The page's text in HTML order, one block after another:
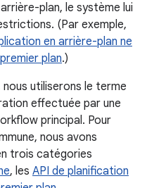
plan, le système lui
(Par exemple,
en arrière-plan ne
plan.)
utiliserons le terme
effectuée par une
principal. Pour
nous avons
trois catégories
, les API de planification